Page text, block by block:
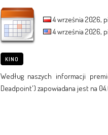
4 września 2026,
4 września 2026,
KINO
Według naszych informacji
Deadpoint') zapowiadana jest na